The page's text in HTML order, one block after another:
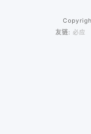
友链: 必应